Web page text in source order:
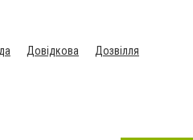
Довідкова
Дозвілля